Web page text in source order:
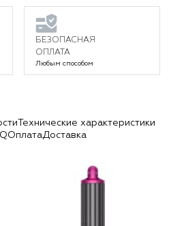
БЕЗОПАСНАЯ
ОПЛАТА
Любым способом
Технические характеристики
ОплатаДоставка